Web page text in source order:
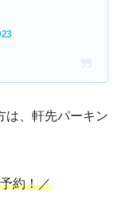
は、軒先パーキン
約！／